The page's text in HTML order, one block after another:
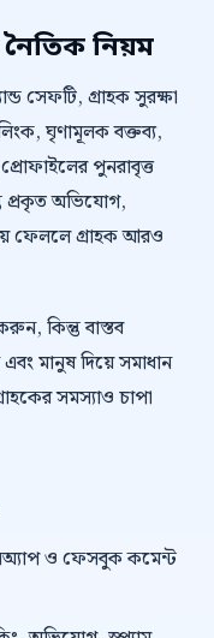
নিয়ম
সেফটি, গ্রাহক সুরক্ষা
লিংক, ঘৃণামূলক বক্তব্য,
পুনরাবৃত্ত
প্রকৃত অভিযোগ,
ফেললে গ্রাহক আরও
কিন্তু বাস্তব
মানুষ দিয়ে সমাধান
সমস্যাও চাপা
ও ফেসবুক কমেন্ট